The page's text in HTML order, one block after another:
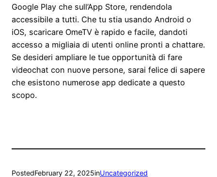
Google Play che sull’App Store, rendendola
accessibile a tutti. Che tu stia usando Android o
iOS, scaricare OmeTV è rapido e facile, dandoti
accesso a migliaia di utenti online pronti a chattare.
Se desideri ampliare le tue opportunità di fare
videochat con nuove persone, sarai felice di sapere
che esistono numerose app dedicate a questo
scopo.
PostedFebruary 22, 2025inUncategorized